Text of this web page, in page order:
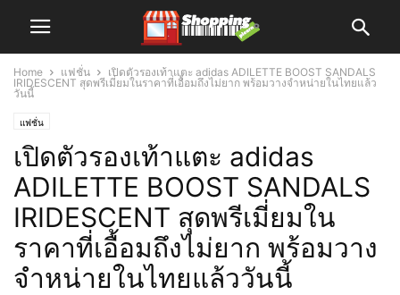
Home แฟชั่น
เปิดตัวรองเท้าแตะ adidas ADILETTE BOOST SANDALS
IRIDESCENT สุดพรีเมี่ยมในราคาที่เอื้อมถึงไม่ยาก พร้อมวางจำหน่ายในไทยแล้ว
วันนี้
แฟชั่น
เปิดตัวรองเท้าแตะ adidas
ADILETTE BOOST SANDALS
IRIDESCENT สุดพรีเมี่ยมใน
ราคาที่เอื้อมถึงไม่ยาก พร้อมวาง
จำหน่ายในไทยแล้ววันนี้